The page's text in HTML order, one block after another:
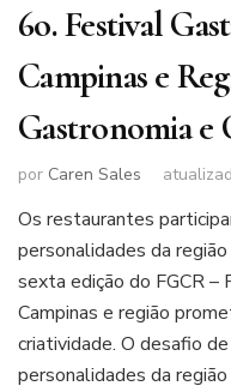
6o. Festival
Campinas e
Gastronomia e
por Caren Sales
Os restaurantes
personalidades da
sexta edição do FGCR –
Campinas e região
criatividade. O desafio
personalidades da